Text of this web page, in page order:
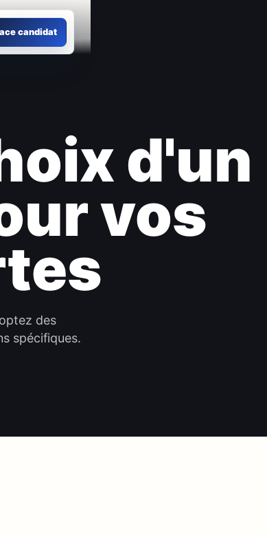
candidat
d'un
vos
des
spécifiques.